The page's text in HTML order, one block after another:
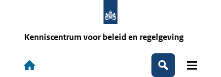
Kenniscentrum voor beleid en regelgeving
Hoofdnavigatie
Zoeken